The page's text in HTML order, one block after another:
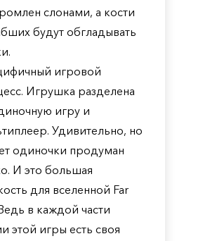
слонами, а кости
будут обгладывать
игровой
Игрушка разделена
игру и
Удивительно, но
одиночки продуман
И это большая
для вселенной Far
в каждой части
этой игры есть своя